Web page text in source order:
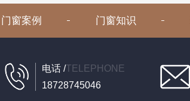
门窗案例 门窗知识
电话 /TELEPHONE
18728745046